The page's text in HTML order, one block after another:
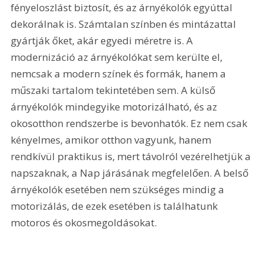
fényeloszlást biztosít, és az árnyékolók egyúttal
dekorálnak is. Számtalan színben és mintázattal
gyártják őket, akár egyedi méretre is. A
modernizáció az árnyékolókat sem kerülte el,
nemcsak a modern színek és formák, hanem a
műszaki tartalom tekintetében sem. A külső
árnyékolók mindegyike motorizálható, és az
okosotthon rendszerbe is bevonhatók. Ez nem csak
kényelmes, amikor otthon vagyunk, hanem
rendkívül praktikus is, mert távolról vezérelhetjük a
napszaknak, a Nap járásának megfelelően. A belső
árnyékolók esetében nem szükséges mindig a
motorizálás, de ezek esetében is találhatunk
motoros és okosmegoldásokat.